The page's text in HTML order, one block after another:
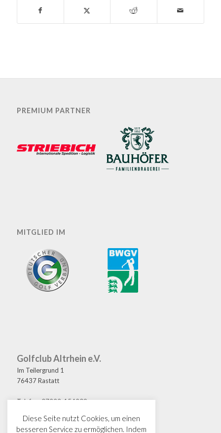
PREMIUM PARTNER
MITGLIED IM
Golfclub Altrhein e.V.
Im Teilergrund 1
76437 Rastatt
Telefon: 07222-154209
E-Mail: golf@gcaltrhein.de
Diese Seite nutzt Cookies, um einen
besseren Service zu ermöglichen. Indem